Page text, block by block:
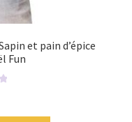
et pain d’épice
Fun